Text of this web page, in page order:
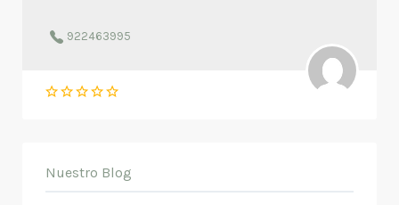
922463995
Nuestro Blog